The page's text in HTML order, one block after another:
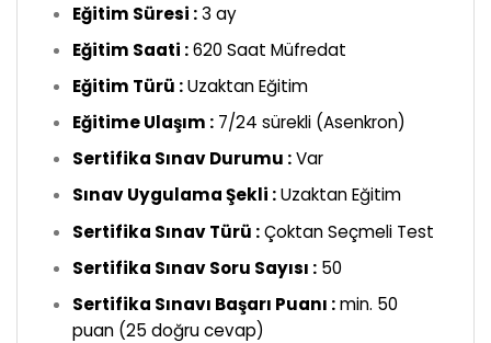
Eğitim Süresi :3 ay
Eğitim Saati :620 Saat Müfredat
Eğitim Türü :Uzaktan Eğitim
Eğitime Ulaşım :7/24 sürekli (Asenkron)
Sertifika Sınav Durumu :Var
Sınav Uygulama Şekli :Uzaktan Eğitim
Sertifika Sınav Türü :Çoktan Seçmeli Test
Sertifika Sınav Soru Sayısı :50
Sertifika Sınavı Başarı Puanı :min. 50
puan (25 doğru cevap)